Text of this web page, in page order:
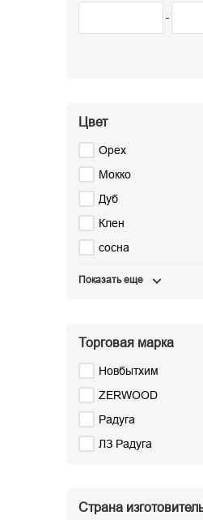
Цвет
Орех
Мокко
Дуб
Клен
сосна
Показать еще
Торговая марка
Новбытхим
ZERWOOD
Радуга
ЛЗ Радуга
Страна